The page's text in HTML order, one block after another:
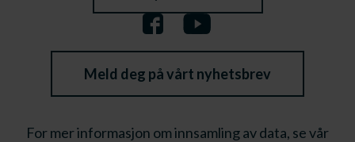
Meld deg på vårt nyhetsbrev
For mer informasjon om innsamling av data, se vår